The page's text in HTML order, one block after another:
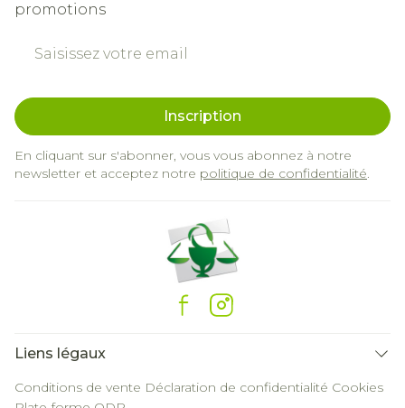
promotions
Inscription
En cliquant sur s'abonner, vous vous abonnez à notre
newsletter et acceptez notre politique de confidentialité.
Liens légaux
Conditions de vente Déclaration de confidentialité Cookies